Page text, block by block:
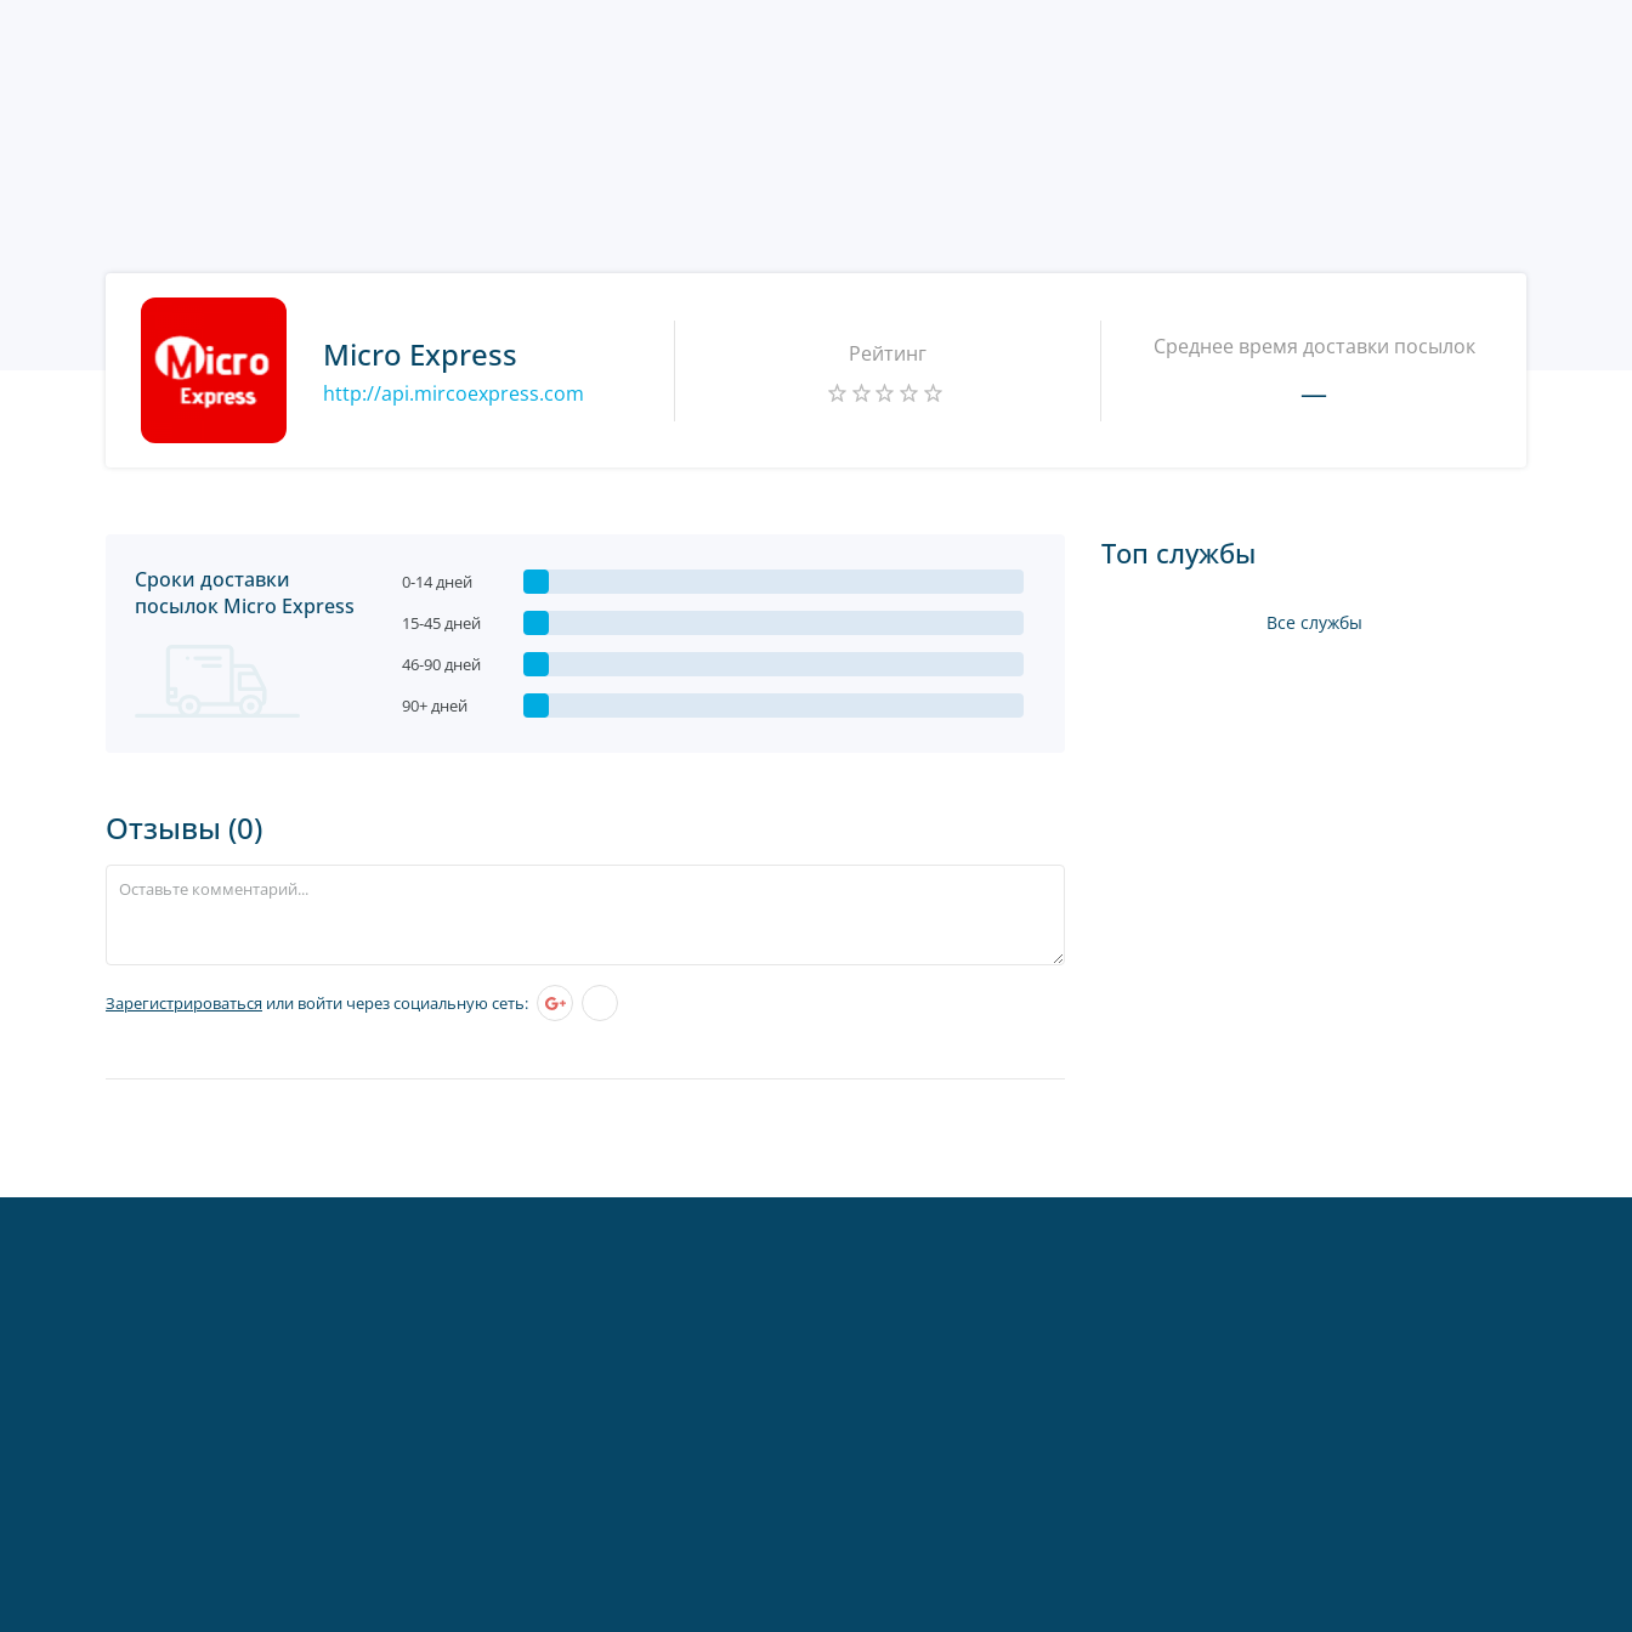
Micro Express
http://api.mircoexpress.com
Рейтинг Среднее время доставки посылок
—
Сроки доставки
посылок Micro Express
0-14 дней
15-45 дней
46-90 дней
90+ дней
Отзывы (0)
Зарегистрироваться или войти через социальную сеть:
Топ службы
Все службы